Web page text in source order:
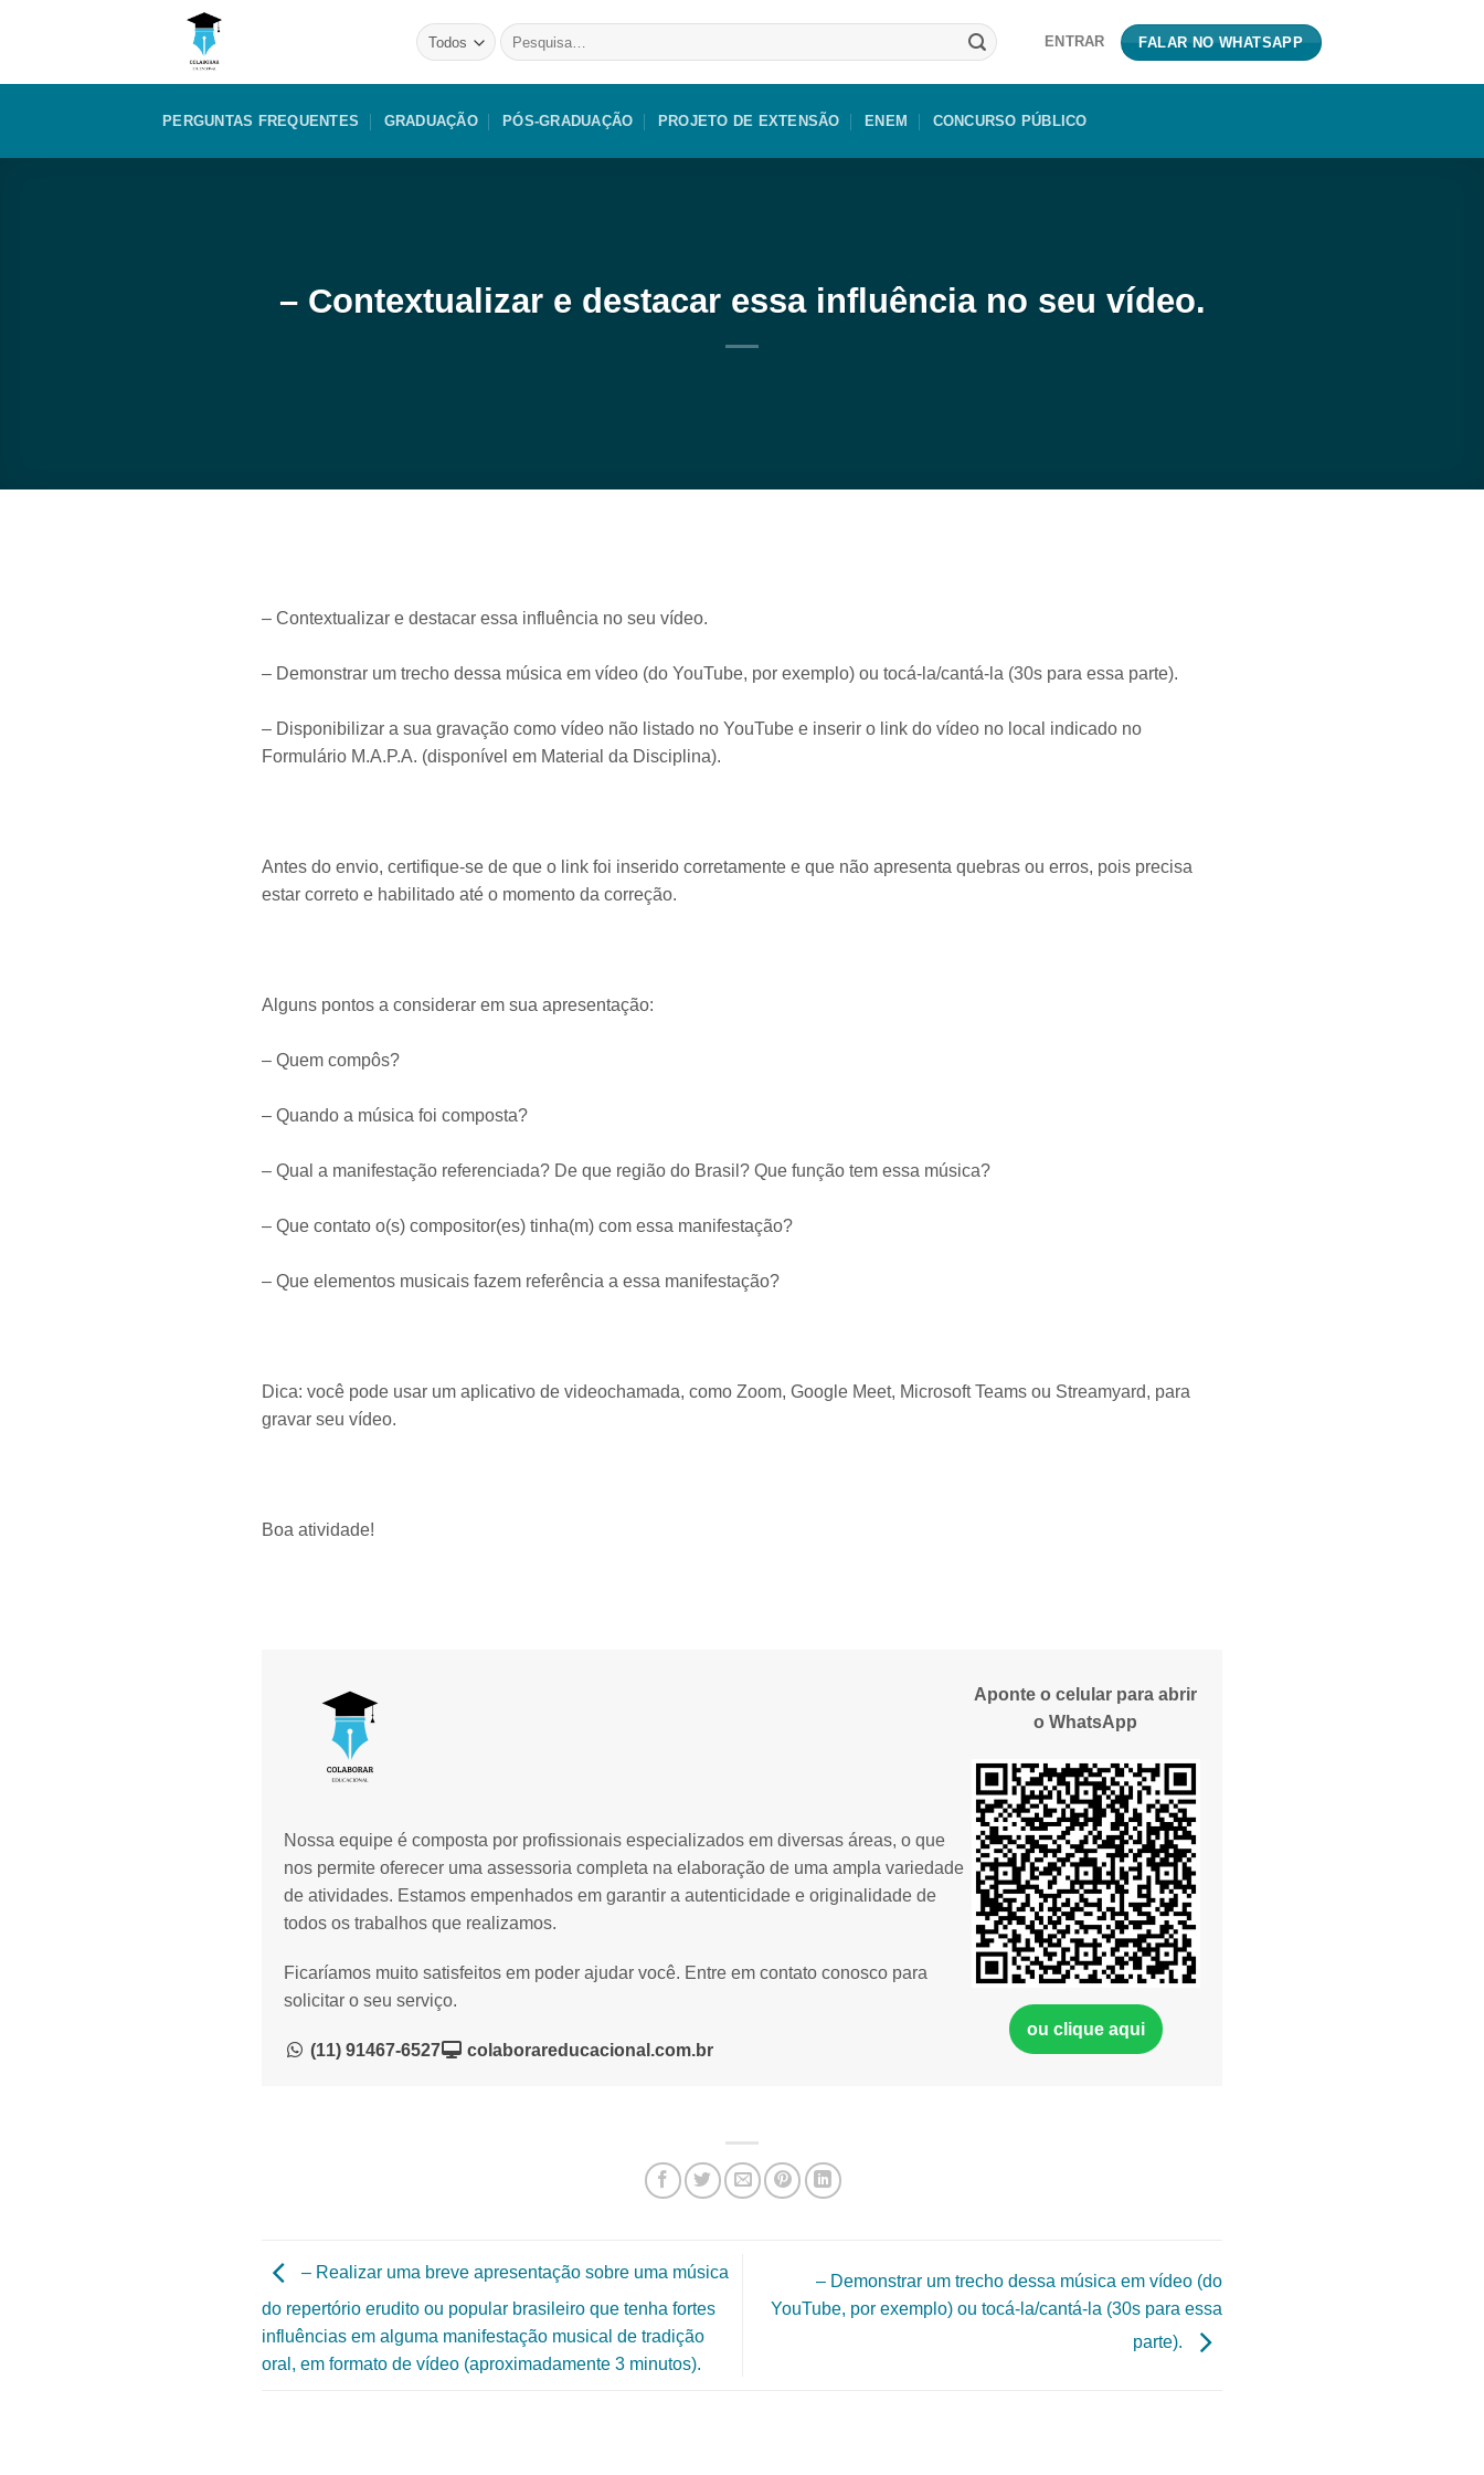
Pesquisar
por:
ENTRAR FALAR NO WHATSAPP
PERGUNTAS FREQUENTES GRADUAÇÃO PÓS-GRADUAÇÃO PROJETO DE EXTENSÃO ENEM CONCURSO PÚBLICO
– Contextualizar e destacar essa influência no seu vídeo.
– Contextualizar e destacar essa influência no seu vídeo.
– Demonstrar um trecho dessa música em vídeo (do YouTube, por exemplo) ou tocá-la/cantá-la (30s para essa parte).
– Disponibilizar a sua gravação como vídeo não listado no YouTube e inserir o link do vídeo no local indicado no
Formulário M.A.P.A. (disponível em Material da Disciplina).
Antes do envio, certifique-se de que o link foi inserido corretamente e que não apresenta quebras ou erros, pois precisa
estar correto e habilitado até o momento da correção.
Alguns pontos a considerar em sua apresentação:
– Quem compôs?
– Quando a música foi composta?
– Qual a manifestação referenciada? De que região do Brasil? Que função tem essa música?
– Que contato o(s) compositor(es) tinha(m) com essa manifestação?
– Que elementos musicais fazem referência a essa manifestação?
Dica: você pode usar um aplicativo de videochamada, como Zoom, Google Meet, Microsoft Teams ou Streamyard, para
gravar seu vídeo.
Boa atividade!
Nossa equipe é composta por profissionais especializados em diversas áreas, o que
nos permite oferecer uma assessoria completa na elaboração de uma ampla variedade
de atividades. Estamos empenhados em garantir a autenticidade e originalidade de
todos os trabalhos que realizamos.
Ficaríamos muito satisfeitos em poder ajudar você. Entre em contato conosco para
solicitar o seu serviço.
(11) 91467-6527 colaborareducacional.com.br
Aponte o celular para abrir
o WhatsApp
ou clique aqui
– Realizar uma breve apresentação sobre uma música
do repertório erudito ou popular brasileiro que tenha fortes
influências em alguma manifestação musical de tradição
oral, em formato de vídeo (aproximadamente 3 minutos).
– Demonstrar um trecho dessa música em vídeo (do
YouTube, por exemplo) ou tocá-la/cantá-la (30s para essa
parte).